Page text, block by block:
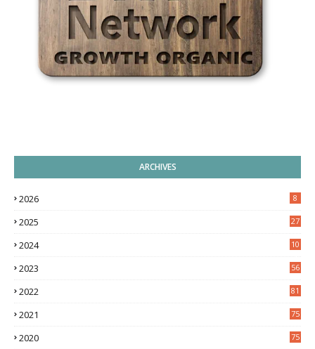
ARCHIVES
2026 8
2025 27
2024
10
2023 56
2022 81
2021 75
2020 75